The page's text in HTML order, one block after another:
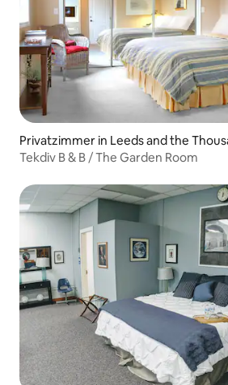
Privatzimmer in Leeds and the
ds
Tekdiv B & B / The Garden Room